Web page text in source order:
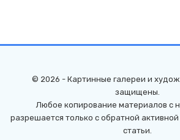
© 2026 - Картинные галереи и
защищены.
Любое копирование материалов с
разрешается только с обратной
статьи.